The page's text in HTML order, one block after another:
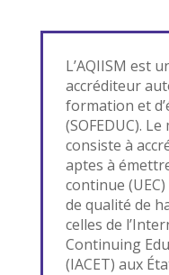
L’AQIISM est
accréditeur
formation et
(SOFEDUC).
consiste à
aptes à
continue
de qualité de
celles de
Continuing
(IACET) aux